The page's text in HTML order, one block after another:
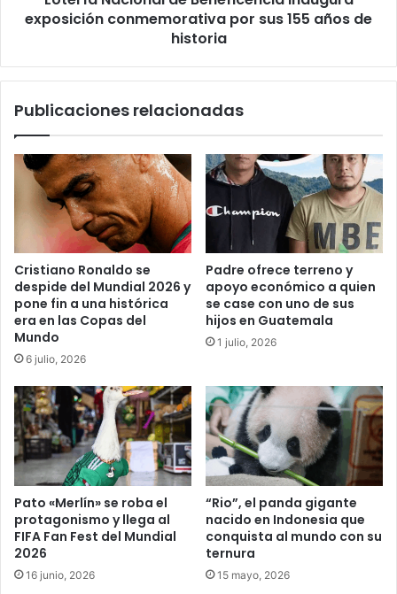
años
exposición conmemorativa por sus 155 años de
historia
Publicaciones relacionadas
Cristiano Ronaldo se
despide del Mundial 2026 y
pone fin a una histórica
era en las Copas del
Mundo
6 julio, 2026
Padre ofrece terreno y
apoyo económico a quien
se case con uno de sus
hijos en Guatemala
1 julio, 2026
Pato «Merlín» se roba el
protagonismo y llega al
FIFA Fan Fest del Mundial
2026
16 junio, 2026
“Rio”, el panda gigante
nacido en Indonesia que
conquista al mundo con su
ternura
15 mayo, 2026